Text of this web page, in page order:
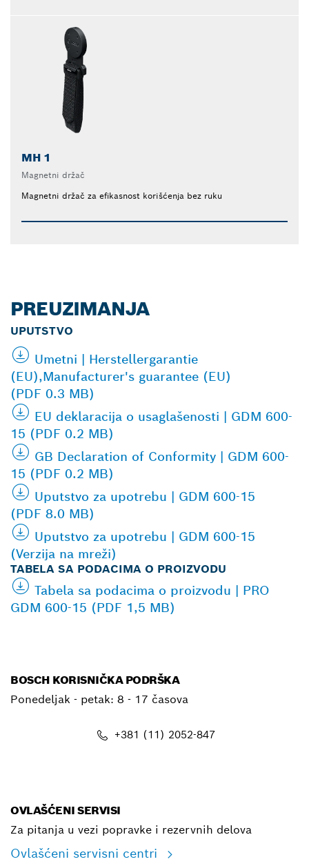
MH 1
Magnetni držač
Magnetni držač za efikasnost korišćenja bez ruku
PREUZIMANJA
UPUTSTVO
Umetni | Herstellergarantie
(EU),Manufacturer's guarantee (EU)
(PDF 0.3 MB)
EU deklaracija o usaglašenosti | GDM 600-
15 (PDF 0.2 MB)
GB Declaration of Conformity | GDM 600-
15 (PDF 0.2 MB)
Uputstvo za upotrebu | GDM 600-15
(PDF 8.0 MB)
Uputstvo za upotrebu | GDM 600-15
(Verzija na mreži)
TABELA SA PODACIMA O PROIZVODU
Tabela sa podacima o proizvodu | PRO
GDM 600-15 (PDF 1,5 MB)
BOSCH KORISNIČKA PODRŠKA
Ponedeljak - petak: 8 - 17 časova
+381 (11) 2052-847
OVLAŠĆENI SERVISI
Za pitanja u vezi popravke i rezervnih delova
Ovlašćeni servisni centri